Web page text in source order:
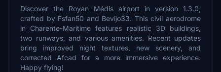
Discover the Royan Médis airport in version 1.3.0,
crafted by Fsfan50 and Bevijo33. This civil aerodrome
in Charente-Maritime features realistic 3D buildings,
two runways, and various amenities. Recent updates
bring improved night textures, new scenery, and
corrected Afcad for a more immersive experience.
Happy flying!